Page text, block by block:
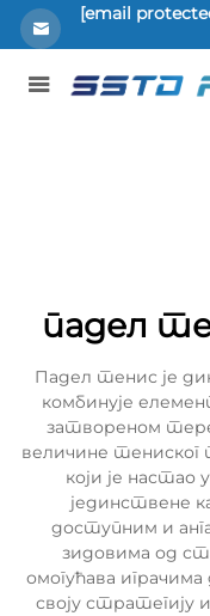
[email
падел
Падел тенис је
комбинује
затвореном
величине
који је настао
јединствене
доступним и
зидовима од
омогућава
своју стратегију